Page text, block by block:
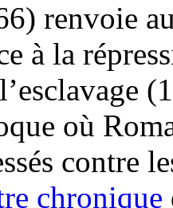
renvoie
à la
où
contre
chronique